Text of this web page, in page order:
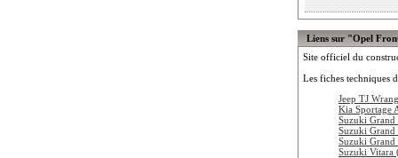
Liens sur "Opel
Site officiel du
Les fiches techniques
Jeep TJ
Kia Sportage
Suzuki
Suzuki
Suzuki
Suzuki Vitara